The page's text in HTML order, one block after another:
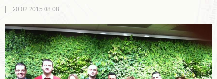
20.02.2015 08:08